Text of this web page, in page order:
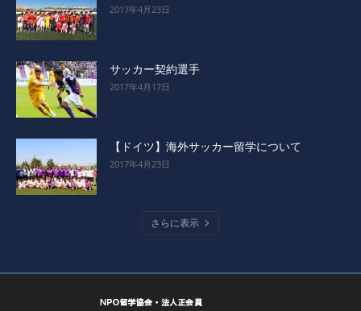
2017年4月23日
サッカー契約選手
2017年4月17日
【ドイツ】海外サッカー留学について
2017年4月23日
さらに表示